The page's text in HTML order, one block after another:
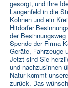
gesorgt, und ihre
Langenfeld in die
Kohnen und ein
Hitdorfer
der
Spende der Firma
Geräte, Fahrzeuge
Jetzt sind Sie
und nachzusinnen
Natur kommt
zurück. Das